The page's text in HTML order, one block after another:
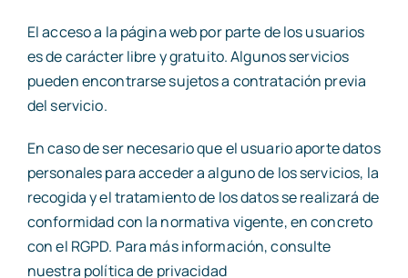
El acceso a la página web por parte de los usuarios
es de carácter libre y gratuito. Algunos servicios
pueden encontrarse sujetos a contratación previa
del servicio.
En caso de ser necesario que el usuario aporte datos
personales para acceder a alguno de los servicios, la
recogida y el tratamiento de los datos se realizará de
conformidad con la normativa vigente, en concreto
con el RGPD. Para más información, consulte
nuestra política de privacidad